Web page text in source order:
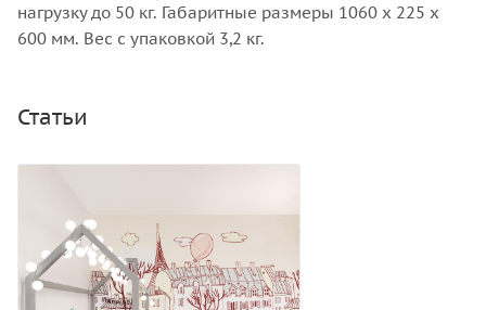
нагрузку до 50 кг. Габаритные размеры 1060 x 225 х
600 мм. Вес с упаковкой 3,2 кг.
Статьи